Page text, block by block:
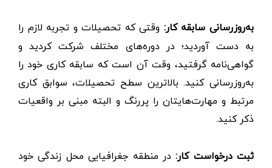
به‌روزرسانی سابقه کار: وقتی که تحصیلات و تجربه لازم را
به دست آوردید؛ در دوره‌های مختلف شرکت کردید و
گواهی‌نامه گرفتید، وقت آن است که سابقه کاری خود را
به‌روزرسانی کنید. بالاترین سطح تحصیلات، سوابق کاری
مرتبط و مهارت‌هایتان را پررنگ و البته مبنی بر واقعیات
ذکر کنید.
ثبت درخواست کار:در منطقه جغرافیایی محل زندگی خود